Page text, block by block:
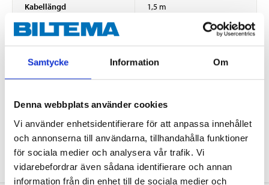
Samtycke Information Om
Denna webbplats använder cookies
Vi använder enhetsidentifierare för att anpassa innehållet
och annonserna till användarna, tillhandahålla funktioner
för sociala medier och analysera vår trafik. Vi
vidarebefordrar även sådana identifierare och annan
information från din enhet till de sociala medier och
Kabellängd
1,5 m
Längd
Bredd
55 mm
Höjd
13 mm
Batterityp
1 x CR2032 (medföljer)
Material
ABS-plast
VISA ALLT